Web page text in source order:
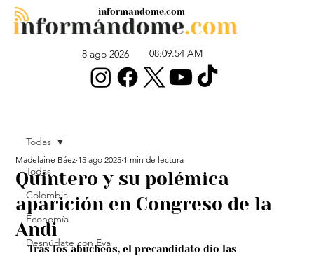
8 ago 2026 08:09:54 AM
informandome.com
Todas
Colombia
Economía
Desnúdate con Eva
Todas
Quintero y su polémica
aparición en Congreso de la
Andi
Madelaine Báez 15 ago 2025 1 min de lectura
Tras los abucheos, el precandidato dio las